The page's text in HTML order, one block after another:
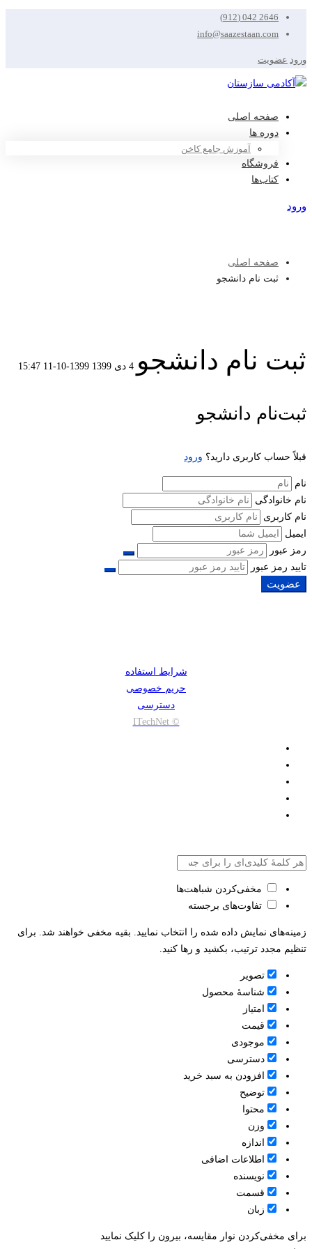
2646 042 (912)
info@saazestaan.com
ورود عضویت
صفحه اصلی
دوره ها
آموزش جامع کاخن
فروشگاه
کتاب‌ها
ورود
صفحه اصلی
ثبت نام دانشجو
ثبت نام دانشجو 4 دی 1399 1399-10-11 15:47
ثبت
نام
دانشجو
ثبت‌نام دانشجو
قبلاً حساب کاربری دارید؟ ورود
نام
نام خانوادگی
نام کاربری
ایمیل
رمز عبور
تایید رمز عبور
عضویت
شرایط استفاده
حریم خصوصی
دسترسی
© ITechNet
مخفی‌کردن شباهت‌ها
تفاوت‌های برجسته
زمینه‌های نمایش داده شده را انتخاب نمایید. بقیه مخفی خواهند شد. برای
تنظیم مجدد ترتیب، بکشید و رها کنید.
تصویر
شناسۀ محصول
امتیاز
قيمت
موجودی
دسترسی
افزودن به سبد خرید
توضیح
محتوا
وزن
اندازه
اطلاعات اضافی
نویسنده
قسمت
زبان
برای مخفی‌کردن نوار مقایسه، بیرون را کلیک نمایید